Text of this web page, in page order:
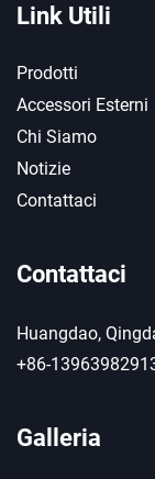
Link Utili
Prodotti
Accessori Esterni
Chi Siamo
Notizie
Contattaci
Contattaci
Huangdao,
+86-
Galleria